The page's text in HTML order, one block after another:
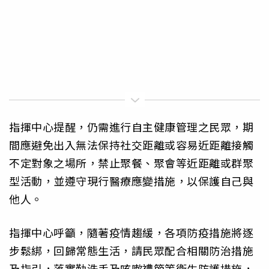
指揮中心提醒，仍需進行自主健康管理之民眾，期
間應避免出入無法保持社交距離或容易近距離接觸
不定對象之場所，禁止聚餐、聚會等近距離或群聚
型活動，並遵守現行醫療應變措施，以保護自己與
他人。
指揮中心呼籲，隨著疫情趨緩，各項防疫措施將逐
步鬆綁，回歸常態生活，請民眾配合相關防治措施